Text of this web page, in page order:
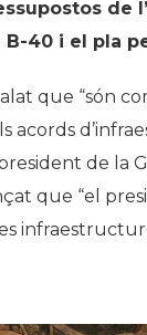
de
40 i el pla
que “són
acords
de la
que “el